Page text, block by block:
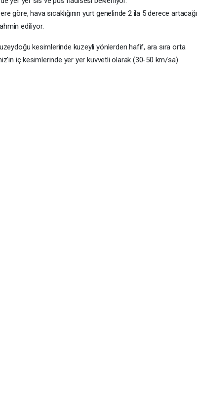
göre, hava sıcaklığının yurt genelinde 2 ila 5 derece artacağı
ediliyor.
kesimlerinde kuzeyli yönlerden hafif, ara sıra orta
iç kesimlerinde yer yer kuvvetli olarak (30-50 km/sa)